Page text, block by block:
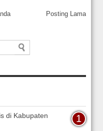
Posting Lama
di Kabupaten